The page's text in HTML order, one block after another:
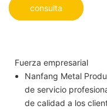
consulta
Fuerza empresarial
Nanfang Metal
de servicio
de calidad a los